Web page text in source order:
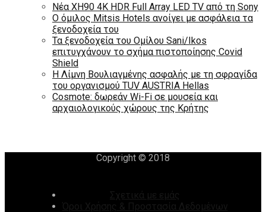
Νέα XH90 4K HDR Full Array LED TV από τη Sony
Ο όμιλος Mitsis Hotels ανοίγει με ασφάλεια τα
ξενοδοχεία του
Τα ξενοδοχεία του Ομίλου Sani/Ikos
επιτυγχάνουν το σχήμα πιστοποίησης Covid
Shield
H Λίμνη Βουλιαγμένης ασφαλής με τη σφραγίδα
του οργανισμού TUV AUSTRIA Hellas
Cosmote: δωρεάν Wi-Fi σε μουσεία και
αρχαιολογικούς χώρους της Κρήτης
Copyright © 2018